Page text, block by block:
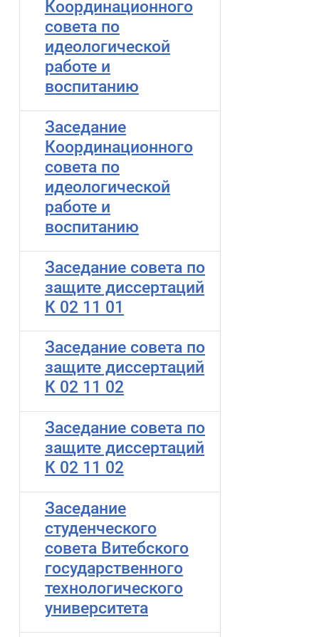
Координационного
совета по
идеологической
работе и
воспитанию
Заседание
Координационного
совета по
идеологической
работе и
воспитанию
Заседание совета по
защите диссертаций
К 02 11 01
Заседание совета по
защите диссертаций
К 02 11 02
Заседание совета по
защите диссертаций
К 02 11 02
Заседание
студенческого
совета Витебского
государственного
технологического
университета